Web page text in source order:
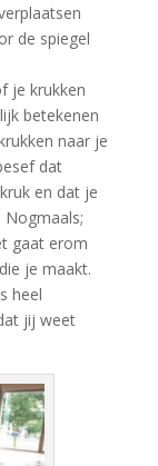
de spiegel
je krukken
betekenen
naar je
dat
en dat je
Nogmaals;
gaat erom
je maakt.
heel
jij weet